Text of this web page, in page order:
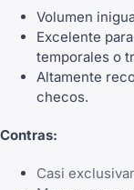
Volumen
Excelente
temporales o
Altamente
checos.
Contras:
Casi